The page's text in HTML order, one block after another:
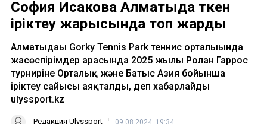
София Исакова Алматыда өткен
іріктеу жарысында топ жарды
Алматыдағы Gorky Tennis Park теннис орталығында
жасөспірімдер арасында 2025 жылғы Ролан Гаррос
турниріне Орталық және Батыс Азия бойынша
іріктеу сайысы аяқталды, деп хабарлайды
ulyssport.kz
Редакция Ulyssport 09.08.2024, 19:34